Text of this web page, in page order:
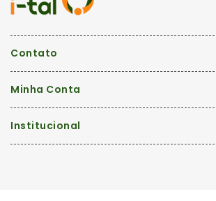
Contato
Minha Conta
Institucional